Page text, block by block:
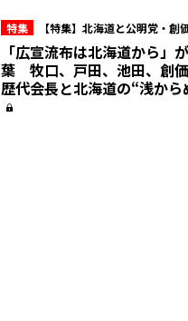
特集 【特集】北海道と公明党・創
「広宣流布は北海道から」
葉 牧口、戸田、池田、創
歴代会長と北海道の“浅から